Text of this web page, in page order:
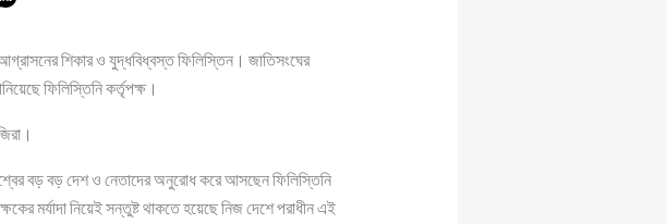
শিকার ও যুদ্ধবিধ্বস্ত ফিলিস্তিন। জাতিসংঘের
ফিলিস্তিনি কর্তৃপক্ষ।
বড় বড় দেশ ও নেতাদের অনুরোধ করে আসছেন ফিলিস্তিনি
মর্যাদা নিয়েই সন্তুষ্ট থাকতে হয়েছে নিজ দেশে পরাধীন এই